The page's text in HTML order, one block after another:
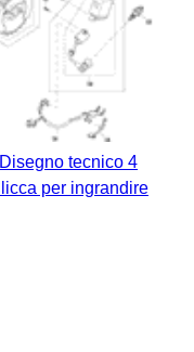
Disegno tecnico 4
per ingrandire